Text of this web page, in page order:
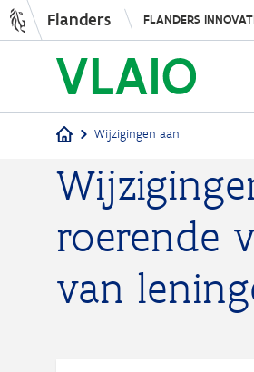
Flanders FLANDERS
Breadcrumb
Wijzigingen aan
roerende
van